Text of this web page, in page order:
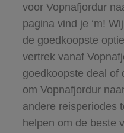
voor Vopnafjordur
pagina vind je ‘m!
de goedkoopste
vertrek vanaf
goedkoopste deal of
om Vopnafjordur
andere reisperiodes
helpen om de beste